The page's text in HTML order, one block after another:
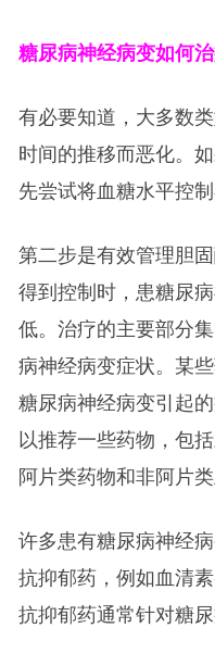
糖尿病神经病变如何治
有必要知道，大多数
时间的推移而恶化。
先尝试将血糖水平控
第二步是有效管理胆
得到控制时，患糖尿
低。治疗的主要部分
病神经病变症状。某
糖尿病神经病变引起
以推荐一些药物，包
阿片类药物和非阿片类
许多患有糖尿病神经
抗抑郁药，例如血清
抗抑郁药通常针对糖